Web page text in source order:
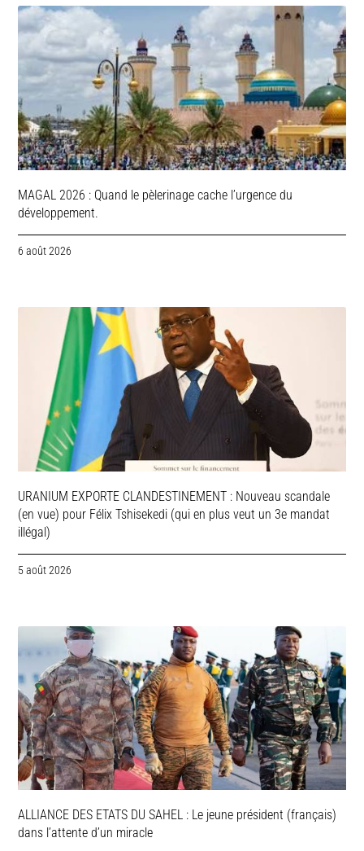
MAGAL 2026 : Quand le pèlerinage cache l’urgence du
développement.
6 août 2026
URANIUM EXPORTE CLANDESTINEMENT : Nouveau scandale
(en vue) pour Félix Tshisekedi (qui en plus veut un 3e mandat
illégal)
5 août 2026
ALLIANCE DES ETATS DU SAHEL : Le jeune président (français)
dans l’attente d’un miracle